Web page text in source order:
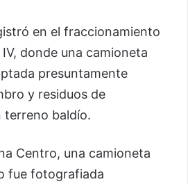
en el fraccionamiento
donde una camioneta
presuntamente
y residuos de
terreno baldío.
Centro, una camioneta
fue fotografiada